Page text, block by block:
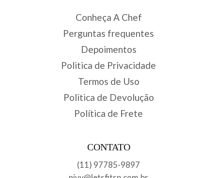
Conheça A Chef
Perguntas frequentes
Depoimentos
Politica de Privacidade
Termos de Uso
Politica de Devolução
Política de Frete
CONTATO
(11) 97785-9897